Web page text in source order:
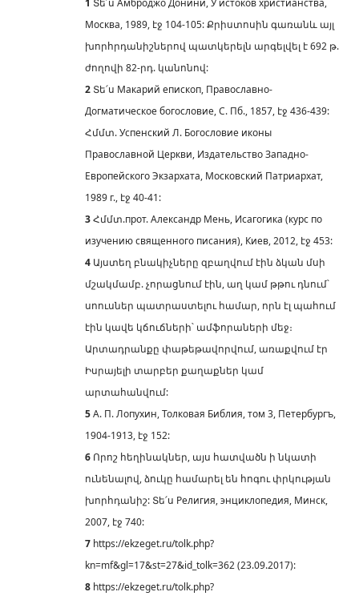
Москва, 1989, էջ 104-105: Քրիստոսին գառանև այլ
խորհրդանիշներով պատկերելն արգելվել է 692 թ.
ժողովի 82-րդ. կանոնով:
2 Տե՛ս Макарий епископ, Православно-
Догматическое богословие, С. Пб., 1857, էջ 436-439:
Հմմտ. Успенский Л. Богословие иконы
Православной Церкви, Издательство Западно-
Европейского Экзархата, Московский Патриархат,
1989 г., էջ 40-41:
3Հմմտ.прот. Александр Мень, Исагогика (курс по
изучению священного писания), Киев, 2012, էջ 453:
4 Այստեղ բնակիչները զբաղվում էին ձկան մսի
մշակմամբ. չորացնում էին, աղ կամ թթու դնում՝
սոուսներ պատրաստելու համար, որն էլ պահում
էին կավե կճուճների՝ ամֆորաների մեջ։
Արտադրանքը փաթեթավորվում, առաքվում էր
Իսրայելի տարբեր քաղաքներ կամ
արտահանվում:
5А. П. Лопухин, Толковая Библия, том 3, Петербургъ,
1904-1913, էջ 152:
6 Որոշ հեղինակներ, այս հատվածն ի նկատի
ունենալով, ձուկը համարել են հոգու փրկության
խորհդանիշ: Տե՛ս Религия, энциклопедия, Минск,
2007, էջ 740:
7 https://ekzeget.ru/tolk.php?
kn=mf&gl=17&st=27&id_tolk=362 (23.09.2017):
8 https://ekzeget.ru/tolk.php?